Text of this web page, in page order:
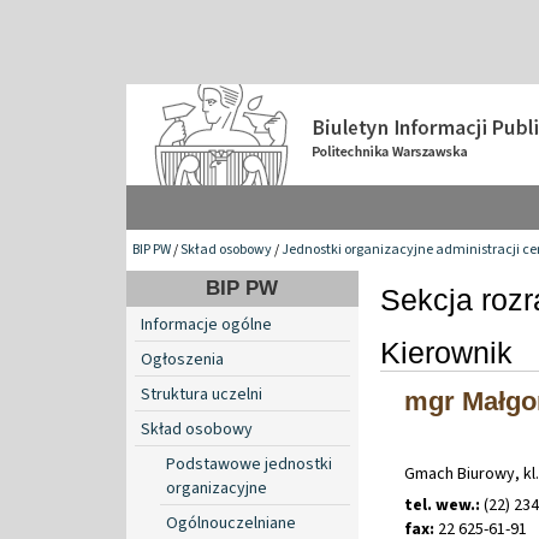
BIP PW/Skład osobowy/Jednostki organizacyjne administracji
BIP PW
Informacje ogólne
Ogłoszenia
Struktura uczelni
Skład osobowy
Podstawowe jednostki
organizacyjne
Ogólnouczelniane
Sekcja
Kierownik
mgr
Gmach Biurowy,
tel. wew.: (22)
fax: 22 625-61-91